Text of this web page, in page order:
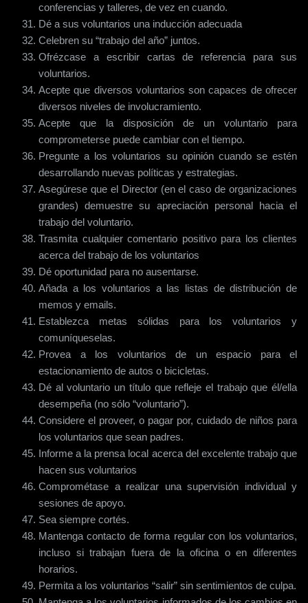
conferencias y talleres, de vez en cuando.
Dé a sus voluntarios una inducción adecuada
Celebren su “trabajo del año” juntos.
Ofrézcase a escribir cartas de referencia para sus
voluntarios.
Acepte que diversos voluntarios son capaces de ofrecer
diversos niveles de involucramiento.
Acepte que la disposición de un voluntario para
comprometerse puede cambiar con el tiempo.
Pregunte a los voluntarios su opinión cuando se estén
desarrollando nuevas políticas y estrategias.
Asegúrese que el Director (en el caso de organizaciones
grandes) demuestre su apreciación personal hacia el
trabajo del voluntario.
Trasmita cualquier comentario positivo para los clientes
acerca del trabajo de los voluntarios
Dé oportunidad para no ausentarse.
Añada a los voluntarios a las listas de distribución de
memos y emails.
Establezca metas sólidas para los voluntarios y
comuníqueselas.
Provea a los voluntarios de un espacio para el
estacionamiento de autos o bicicletas.
Dé al voluntario un título que refleje el trabajo que él/ella
desempeña (no sólo “voluntario”).
Considere el proveer, o pagar por, cuidado de niños para
los voluntarios que sean padres.
Informe a la prensa local acerca del excelente trabajo que
hacen sus voluntarios
Comprométase a realizar una supervisión individual y
sesiones de apoyo.
Sea siempre cortés.
Mantenga contacto de forma regular con los voluntarios,
incluso si trabajan fuera de la oficina o en diferentes
horarios.
Permita a los voluntarios “salir” sin sentimientos de culpa.